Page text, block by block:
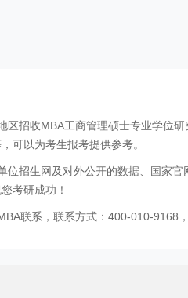
区招收MBA工商管理硕士专业学位
可以为考生报考提供参考。
位招生网及对外公开的数据、国家
考研成功！
联系，联系方式：400-010-9168